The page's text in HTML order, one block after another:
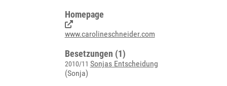
Homepage
www.carolineschneider.com
Besetzungen (1)
2010/11 Sonjas Entscheidung
(Sonja)